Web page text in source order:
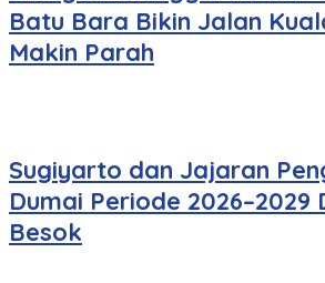
Batu Bara Bikin Jalan
Makin Parah
Sugiyarto dan Jajaran
Dumai Periode 2026–2029
Besok